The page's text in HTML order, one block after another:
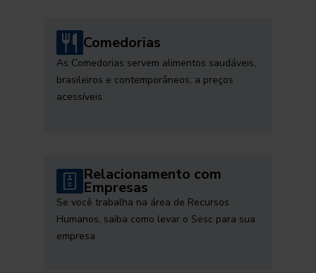
Comedorias
As Comedorias servem alimentos saudáveis,
brasileiros e contemporâneos, a preços
acessíveis
Relacionamento com
Empresas
Se você trabalha na área de Recursos
Humanos, saiba como levar o Sesc para sua
empresa